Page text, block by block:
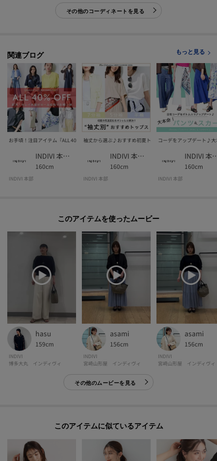
-・-・-・-・-・-・-・-・-・-・-・-・-・-・-・-・-・-・-・-・-・-
[お気に入り登録とは？]
オンラインサイトの各アイテムにある「♡マーク」を
クリックして簡単に追加できます！
[おすすめPOINT]
お得な情報をGETできます！！
POINT.1
再入荷通知や、値下げ情報・在庫状況をメルマガにてお知らせ♪
マイページでお気に入り一覧をチェックでき、
※照明の関係により、実際よりも色味が違って見える場合があります。また、
パソコン・スマートフォンなどの環境により、若干製品と画像のカラーが異
なる場合もございます。
【生地詳細】
透け感：ややあり
生地の厚み：普通
裏地：なし
洗濯方法：手洗い可
その他のコーディネートを見る
関連ブログ もっと見る
お手頃！注目アイテム『ALL 40% OFF』
INDIVI 本部スタッフ
160cm
INDIVI 本部
袖丈から選ぶ♪おすすめ初夏トップス
INDIVI 本部スタッフ
160cm
INDIVI 本部
コーデをアップデート♪
INDIVI
160cm
INDIVI 本部
このアイテムを使ったムービー
hasu
159cm
INDIVI
博多大丸 インディヴィ
asami
156cm
INDIVI
宮崎山形屋 インディヴィ
asami
156cm
INDIVI
宮崎山形屋 インディヴィ
その他のムービーを見る
このアイテムに似ているアイテム